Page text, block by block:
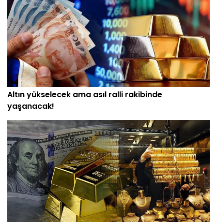
Altın yükselecek ama asıl ralli rakibinde
yaşanacak!